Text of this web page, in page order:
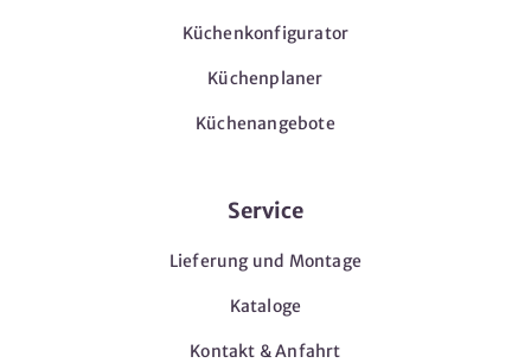
Küchenkonfigurator
Küchenplaner
Küchenangebote
Service
Lieferung und Montage
Kataloge
Kontakt & Anfahrt